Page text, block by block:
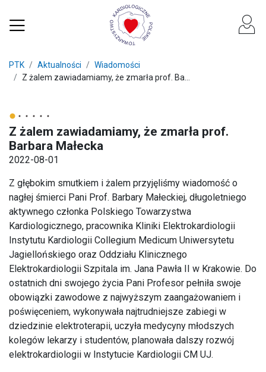
PTK Aktualności
Wiadomości
Z żalem zawiadamiamy, że zmarła prof. Ba...
Z żalem zawiadamiamy, że zmarła prof.
Barbara Małecka
2022-08-01
Z głębokim smutkiem i żalem przyjęliśmy wiadomość o
nagłej śmierci Pani Prof. Barbary Małeckiej, długoletniego
aktywnego członka Polskiego Towarzystwa
Kardiologicznego, pracownika Kliniki Elektrokardiologii
Instytutu Kardiologii Collegium Medicum Uniwersytetu
Jagiellońskiego oraz Oddziału Klinicznego
Elektrokardiologii Szpitala im. Jana Pawła II w Krakowie. Do
ostatnich dni swojego życia Pani Profesor pełniła swoje
obowiązki zawodowe z najwyższym zaangażowaniem i
poświęceniem, wykonywała najtrudniejsze zabiegi w
dziedzinie elektroterapii, uczyła medycyny młodszych
kolegów lekarzy i studentów, planowała dalszy rozwój
elektrokardiologii w Instytucie Kardiologii CM UJ.